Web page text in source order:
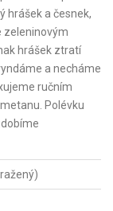
hrášek a česnek,
zeleninovým
hrášek ztratí
a necháme
ručním
Polévku